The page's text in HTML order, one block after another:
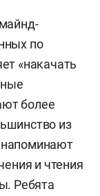
по
«накачать
более
из
и чтения
Ребята